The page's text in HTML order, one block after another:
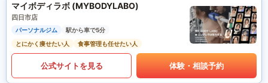
マイボディラボ (MYBODYLABO)
四日市店
パーソナルジム
駅から車で5分
とにかく痩せたい人
食事管理も任せたい人
公式サイトを見る 体験・相談予約